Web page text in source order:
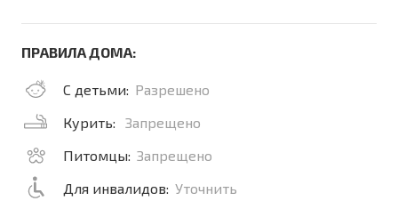
ПРАВИЛА ДОМА:
С детьми: Разрешено
Курить:
Запрещено
Питомцы: Запрещено
Для инвалидов: Уточнить